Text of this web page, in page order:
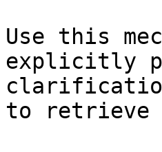
Use this
explicitly